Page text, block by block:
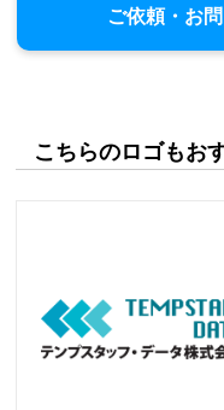
ご依頼・お
こちらのロゴもお